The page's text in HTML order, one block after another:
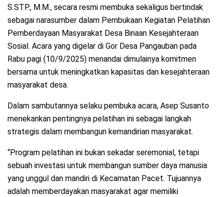
S.STP., M.M., secara resmi membuka sekaligus bertindak
sebagai narasumber dalam Pembukaan Kegiatan Pelatihan
Pemberdayaan Masyarakat Desa Binaan Kesejahteraan
Sosial. Acara yang digelar di Gor Desa Pangauban pada
Rabu pagi (10/9/2025) menandai dimulainya komitmen
bersama untuk meningkatkan kapasitas dan kesejahteraan
masyarakat desa.
Dalam sambutannya selaku pembuka acara, Asep Susanto
menekankan pentingnya pelatihan ini sebagai langkah
strategis dalam membangun kemandirian masyarakat.
“Program pelatihan ini bukan sekadar seremonial, tetapi
sebuah investasi untuk membangun sumber daya manusia
yang unggul dan mandiri di Kecamatan Pacet. Tujuannya
adalah memberdayakan masyarakat agar memiliki